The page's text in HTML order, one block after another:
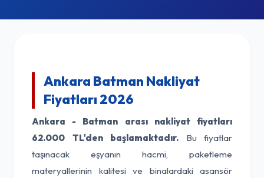
Ankara Batman Nakliyat
Fiyatları 2026
Ankara - Batman arası nakliyat fiyatları
62.000 TL'den başlamaktadır. Bu fiyatlar
taşınacak eşyanın hacmi, paketleme
materyallerinin kalitesi ve binalardaki asansör